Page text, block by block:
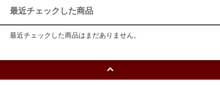
最近チェックした商品
最近チェックした商品はまだありません。